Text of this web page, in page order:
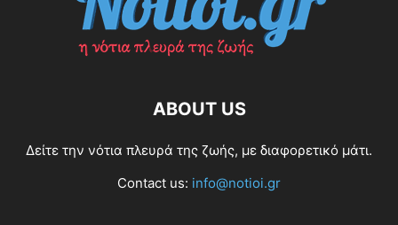
ABOUT US
Δείτε την νότια πλευρά της ζωής, με διαφορετικό μάτι.
Contact us: info@notioi.gr